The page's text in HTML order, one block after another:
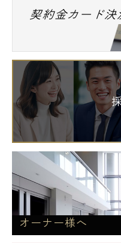
契約金カード
オーナー様へ